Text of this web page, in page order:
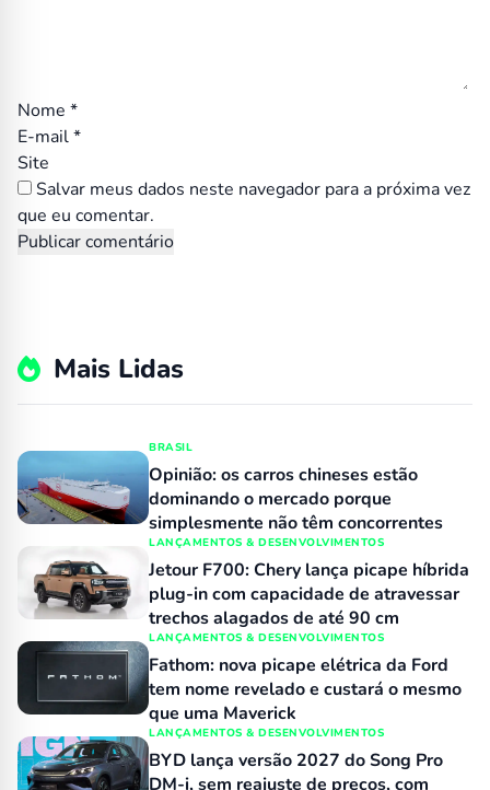
Nome *
E-mail*
Site
Salvar meus dados neste navegador para a próxima vez
que eu comentar.
Mais Lidas
BRASIL
Opinião: os carros chineses estão
dominando o mercado porque
simplesmente não têm concorrentes
LANÇAMENTOS & DESENVOLVIMENTOS
Jetour F700: Chery lança picape híbrida
plug-in com capacidade de atravessar
trechos alagados de até 90 cm
LANÇAMENTOS & DESENVOLVIMENTOS
Fathom: nova picape elétrica da Ford
tem nome revelado e custará o mesmo
que uma Maverick
LANÇAMENTOS & DESENVOLVIMENTOS
BYD lança versão 2027 do Song Pro
DM-i, sem reajuste de preços, com